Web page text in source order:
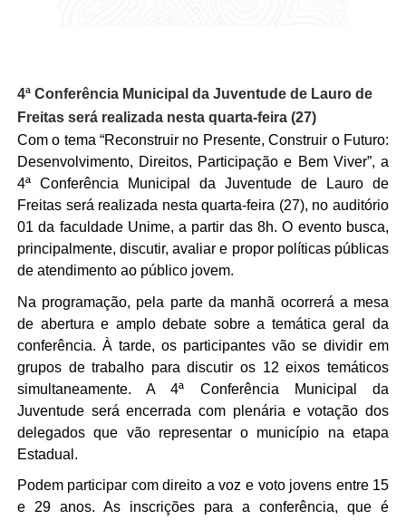
4ª Conferência Municipal da Juventude de Lauro de
Freitas será realizada nesta quarta-feira (27)
Com o tema “Reconstruir no Presente, Construir o Futuro:
Desenvolvimento, Direitos, Participação e Bem Viver”, a
4ª Conferência Municipal da Juventude de Lauro de
Freitas será realizada nesta quarta-feira (27), no auditório
01 da faculdade Unime, a partir das 8h. O evento busca,
principalmente, discutir, avaliar e propor políticas públicas
de atendimento ao público jovem.
Na programação, pela parte da manhã ocorrerá a mesa
de abertura e amplo debate sobre a temática geral da
conferência. À tarde, os participantes vão se dividir em
grupos de trabalho para discutir os 12 eixos temáticos
simultaneamente. A 4ª Conferência Municipal da
Juventude será encerrada com plenária e votação dos
delegados que vão representar o município na etapa
Estadual.
Podem participar com direito a voz e voto jovens entre 15
e 29 anos. As inscrições para a conferência, que é